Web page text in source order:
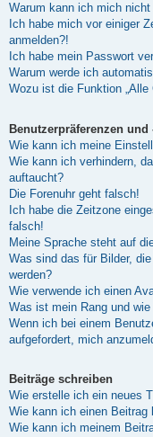
Warum kann ich mich nicht
Ich habe mich vor einiger
anmelden?!
Ich habe mein Passwort
Warum werde ich
Wozu ist die Funktion „Alle
Benutzerpräferenzen
Wie kann ich meine
Wie kann ich verhindern,
auftaucht?
Die Forenuhr geht falsch!
Ich habe die Zeitzone
falsch!
Meine Sprache steht auf
Was sind das für Bilder,
werden?
Wie verwende ich einen
Was ist mein Rang und
Wenn ich bei einem
aufgefordert, mich
Beiträge schreiben
Wie erstelle ich ein neues
Wie kann ich einen Beitrag
Wie kann ich meinem